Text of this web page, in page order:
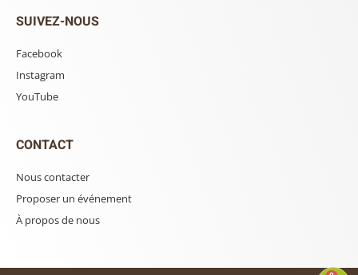
SUIVEZ-NOUS
Facebook
Instagram
YouTube
CONTACT
Nous contacter
Proposer un événement
À propos de nous